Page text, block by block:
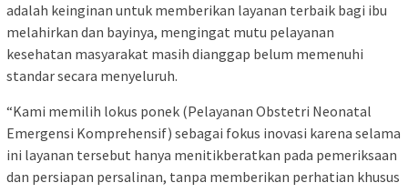
adalah keinginan untuk memberikan layanan terbaik bagi ibu
melahirkan dan bayinya, mengingat mutu pelayanan
kesehatan masyarakat masih dianggap belum memenuhi
standar secara menyeluruh.
“Kami memilih lokus ponek (Pelayanan Obstetri Neonatal
Emergensi Komprehensif) sebagai fokus inovasi karena selama
ini layanan tersebut hanya menitikberatkan pada pemeriksaan
dan persiapan persalinan, tanpa memberikan perhatian khusus